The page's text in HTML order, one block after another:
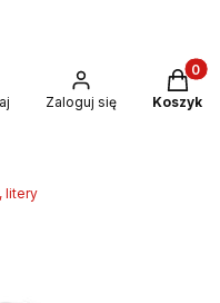
wyszukiwarkę
Zaloguj się Koszyk
litery